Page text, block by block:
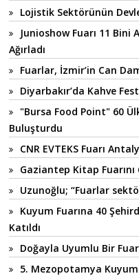
Lojistik Sektörünün
Junioshow Fuarı 11 Bini
Ağırladı
Fuarlar, İzmir’in Can
Diyarbakır’da Kahve
"Bursa Food Point" 60
Buluşturdu
CNR EVTEKS Fuarı
Gaziantep Kitap
Uzunoğlu; “Fuarlar
Kuyum Fuarına 40
Katıldı
Doğayla Uyumlu Bir Fuar;
5. Mezopotamya